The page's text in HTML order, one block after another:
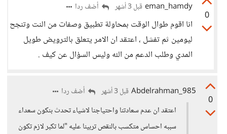
0
eman_hamdy قبل 3 أشهر أضف ردا
انا اقوم طوال الوقت بمحاولة تطبيق وصفات من النت وتنجح
ليومين ثم تفشل ، اعتقد ان الامر يتعلق بالترويض طويل
المدي وطلب الدعم من الله وليس السؤال عن كيف .
0
Abdelrahman_985 قبل 3 أشهر
أضف ردا
اعتقد ان عدم سعادتنا واحتياجنا لاشياء تحدث بنكون سعداء
سببه احساس متكسب بالنقص تربينا عليه "لما تكبر لازم تكون